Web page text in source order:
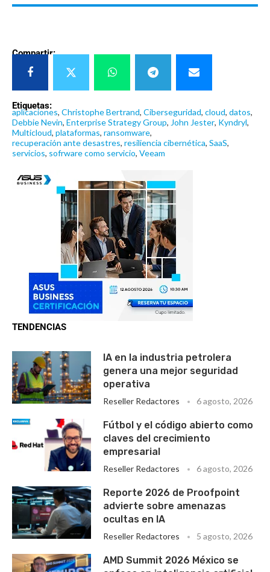
Compartir:
Etiquetas:
aplicaciones, Christophe Bertrand, Ciberseguridad, cloud, datos,
Debbie Nevin, Enterprise Strategy Group, John Jester, Kyndryl,
Multicloud, plataformas, ransomware,
recuperación ante desastres, resiliencia cibernética, SaaS,
servicios, sofrware como servicio, Veeam
TENDENCIAS
IA en la industria petrolera
genera una mejor seguridad
operativa
Reseller Redactores 6 agosto, 2026
Fútbol y el código abierto como
claves del crecimiento
empresarial
Reseller Redactores 6 agosto, 2026
Reporte 2026 de Proofpoint
advierte sobre amenazas
ocultas en IA
Reseller Redactores 5 agosto, 2026
AMD Summit 2026 México se